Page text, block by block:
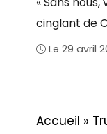
cinglant de
Le 29 avril
Accueil »